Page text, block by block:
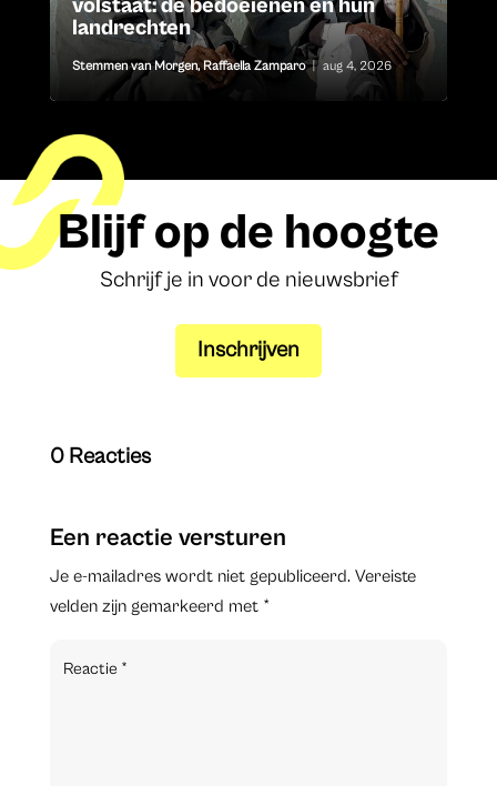
volstaat: de bedoeïenen en hun
landrechten
Stemmen van Morgen,Raffaella Zamparo | aug 4, 2026
Blijf op de hoogte
Schrijf je in voor de nieuwsbrief
Inschrijven
0 Reacties
Een reactie versturen
Je e-mailadres wordt niet gepubliceerd. Vereiste
velden zijn gemarkeerd met *